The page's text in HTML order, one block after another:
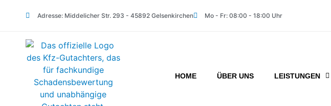
Adresse: Middelicher Str. 293 - 45892 Gelsenkirchen Mo - Fr: 08:00 - 18:00 Uhr
HOME ÜBER UNS LEISTUNGEN